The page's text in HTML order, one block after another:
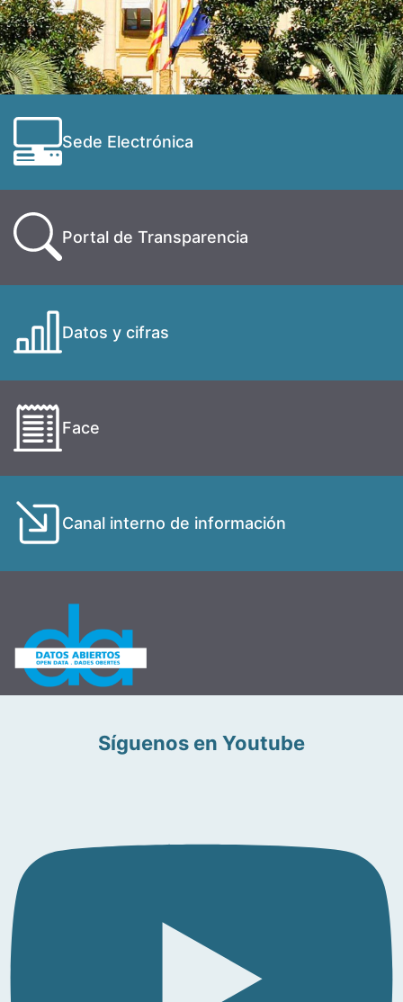
Sede Electrónica
Portal de Transparencia
Datos y cifras
Face
Canal interno de información
Síguenos en Youtube